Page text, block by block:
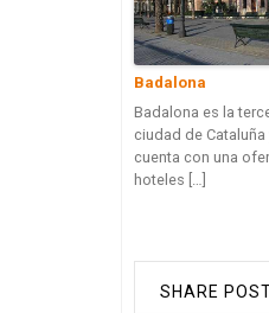
Badalona
Badalona es la
ciudad de Cataluña
cuenta con una
hoteles […]
SHARE